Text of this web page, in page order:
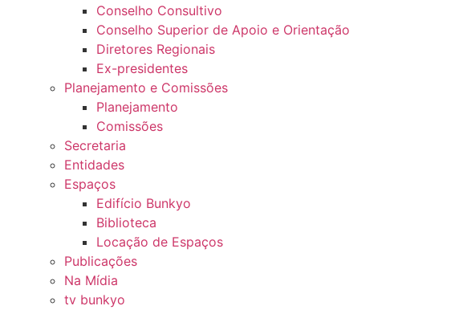
Conselho Consultivo
Conselho Superior de Apoio e Orientação
Diretores Regionais
Ex-presidentes
Planejamento e Comissões
Planejamento
Comissões
Secretaria
Entidades
Espaços
Edifício Bunkyo
Biblioteca
Locação de Espaços
Publicações
Na Mídia
tv bunkyo